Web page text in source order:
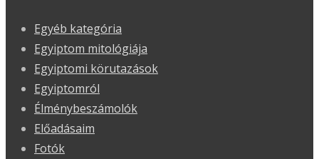
Egyéb kategória
Egyiptom mitológiája
Egyiptomi körutazások
Egyiptomról
Élménybeszámolók
Előadásaim
Fotók